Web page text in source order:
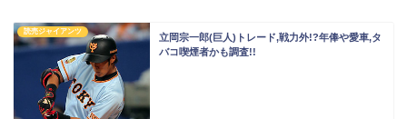
読売ジャイアンツ
立岡宗一郎(巨人)トレード,戦力外!?年俸や愛車,タ
バコ喫煙者かも調査!!